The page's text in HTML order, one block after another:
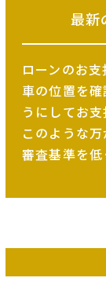
最新
ローンのお
車の位置を確
うにしてお支
このような万
審査基準を低